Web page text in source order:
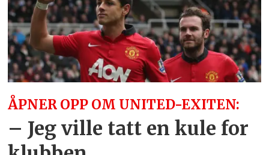
ÅPNER OPP OM UNITED-EXITEN:
– Jeg ville tatt en kule for